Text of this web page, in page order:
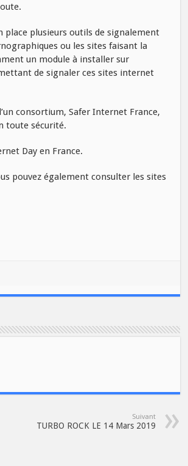
place plusieurs outils de signalement
ou les sites faisant la
un module à installer sur
de signaler ces sites internet
consortium, Safer Internet France,
toute sécurité.
Day en France.
pouvez également consulter les sites
Suivant
TURBO ROCK LE 14 Mars 2019